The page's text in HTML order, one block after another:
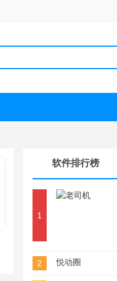
软件排行榜
1
2 悦动圈